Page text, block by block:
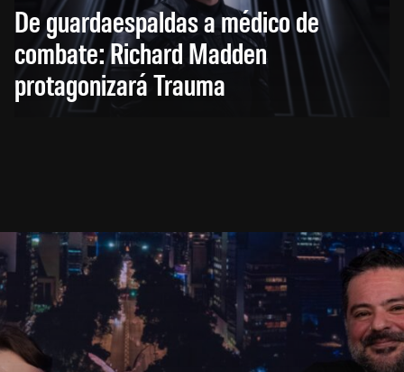
De guardaespaldas a médico de
combate: Richard Madden
protagonizará Trauma